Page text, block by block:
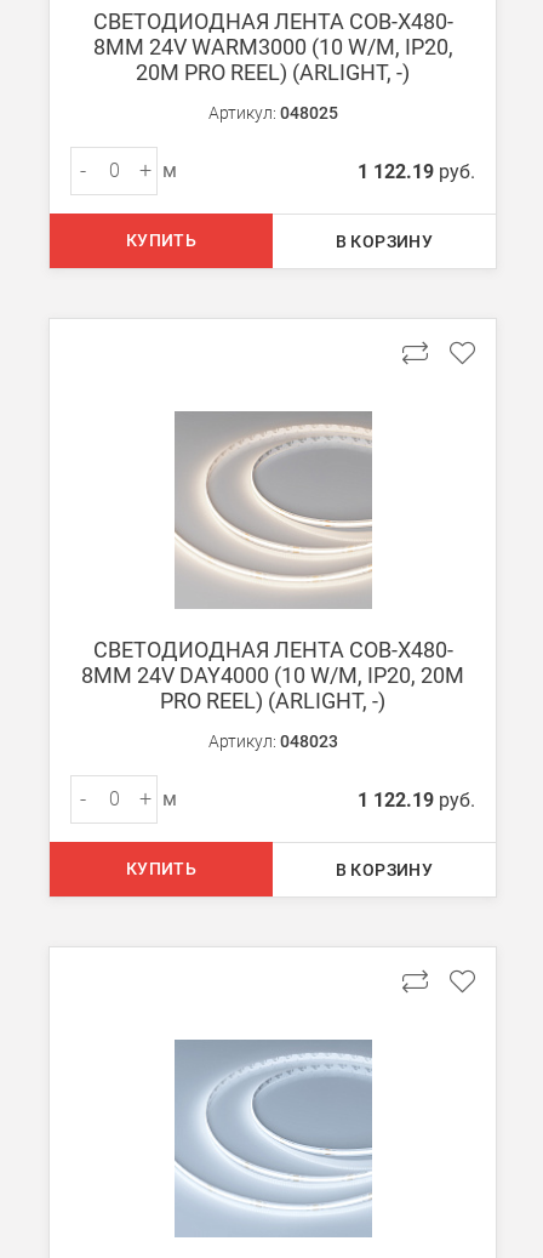
Boxberry
Мы можем доставить ваши заказы сервисом компании
Транспортные компании
Мы можем отправить ваш заказ транспортной компанией в
Доставка до ТК от 7000 руб. БЕСПЛАТНО.
При заказе менее 7000 руб. стоимость доставки до ТК 750 руб.
Подробнее обоплате и доставке
СВЕТОДИОДНАЯ ЛЕНТА COB-X480-
8MM 24V WARM3000 (10 W/M, IP20,
20M PRO REEL) (ARLIGHT, -)
Артикул: 048025
- + м 1 122.19 руб.
КУПИТЬ В КОРЗИНУ
СВЕТОДИОДНАЯ ЛЕНТА COB-X480-
8MM 24V DAY4000 (10 W/M, IP20, 20M
PRO REEL) (ARLIGHT, -)
Артикул: 048023
- + м 1 122.19 руб.
КУПИТЬ В КОРЗИНУ